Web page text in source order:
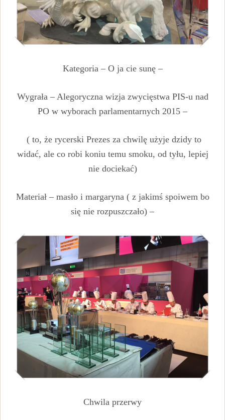
Kategoria – O ja cie sunę –
Wygrała – Alegoryczna wizja zwycięstwa PIS-u nad
PO w wyborach parlamentarnych 2015 –
( to, że rycerski Prezes za chwilę użyje dzidy to
widać, ale co robi koniu temu smoku, od tyłu, lepiej
nie dociekać)
Materiał – masło i margaryna ( z jakimś spoiwem bo
się nie rozpuszczało) –
Chwila przerwy